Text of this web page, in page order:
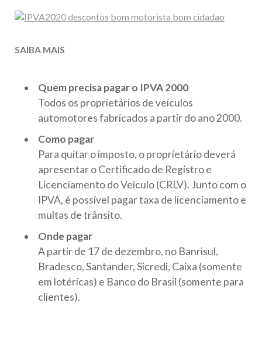
SAIBA MAIS
Quem precisa pagar o IPVA 2000
Todos os proprietários de veículos
automotores fabricados a partir do ano 2000.
Como pagar
Para quitar o imposto, o proprietário deverá
apresentar o Certificado de Registro e
Licenciamento do Veículo (CRLV). Junto com o
IPVA, é possível pagar taxa de licenciamento e
multas de trânsito.
Onde pagar
A partir de 17 de dezembro, no Banrisul,
Bradesco, Santander, Sicredi, Caixa (somente
em lotéricas) e Banco do Brasil (somente para
clientes).